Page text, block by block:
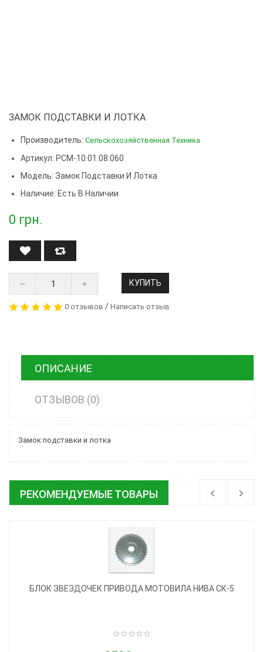
ЗАМОК ПОДСТАВКИ И ЛОТКА
Производитель: Сельскохозяйственная Техника
Артикул: РСМ-10.01.08.060
Модель: Замок Подставки И Лотка
Наличие: Есть В Наличии
0 грн.
КУПИТЬ
0 отзывов / Написать отзыв
ОПИСАНИЕ
ОТЗЫВОВ (0)
Замок подставки и лотка
РЕКОМЕНДУЕМЫЕ ТОВАРЫ
БЛОК ЗВЕЗДОЧЕК ПРИВОДА МОТОВИЛА НИВА СК-5